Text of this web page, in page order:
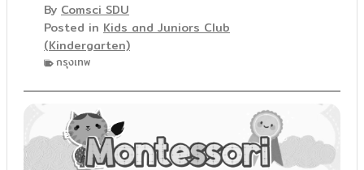
By Comsci SDU
Posted in Kids and Juniors Club
(Kindergarten)
กรุงเทพ